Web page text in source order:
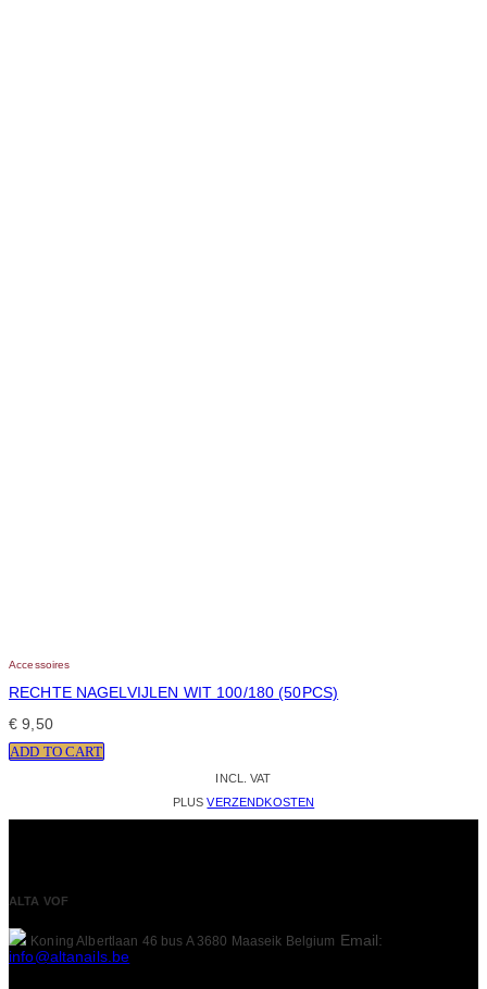
Accessoires
RECHTE NAGELVIJLEN WIT 100/180 (50PCS)
€ 9,50
ADD TO CART
INCL. VAT
PLUSVERZENDKOSTEN
ALTA VOF
Koning Albertlaan 46 bus A 3680 Maaseik Belgium Email:
info@altanails.be